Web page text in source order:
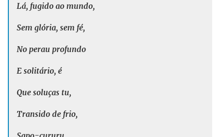
Lá, fugido ao mundo,
Sem glória, sem fé,
No perau profundo
E solitário, é
Que soluças tu,
Transido de frio,